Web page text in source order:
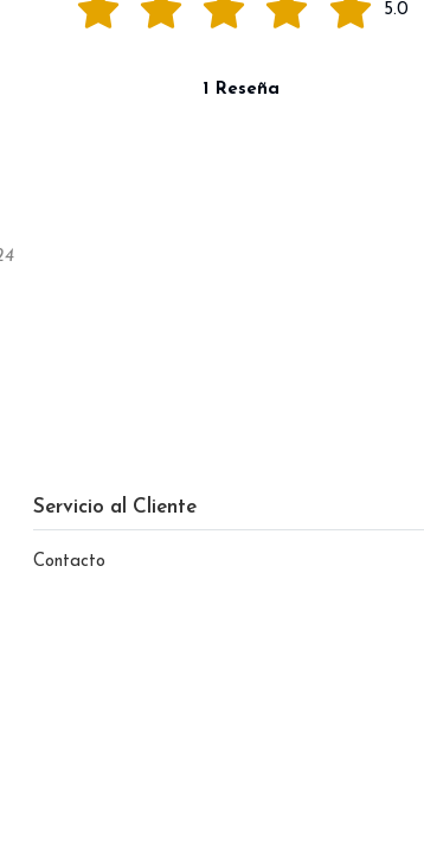
5.0
1 Reseña
Servicio al Cliente
Contacto